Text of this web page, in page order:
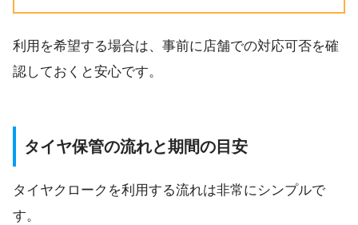
利用を希望する場合は、事前に店舗での対応可否を確
認しておくと安心です。
タイヤ保管の流れと期間の目安
タイヤクロークを利用する流れは非常にシンプルで
す。